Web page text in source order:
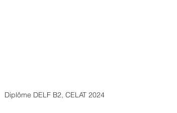
Diplôme DELF B2, CELAT 2024